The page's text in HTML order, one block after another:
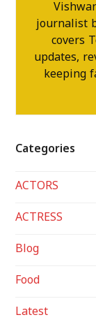
journalist
covers
updates,
keeping
Categories
ACTORS
ACTRESS
Blog
Food
Latest